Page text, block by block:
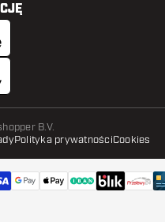
B.V.
Polityka prywatnościCookies